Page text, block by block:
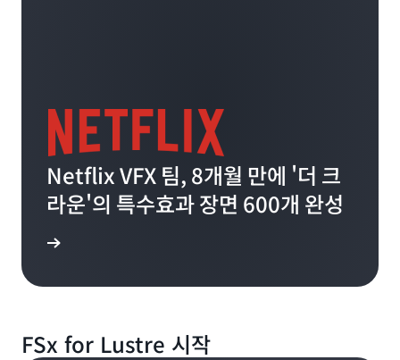
Netflix VFX 팀, 8개월 만에 '더 크
라운'의 특수효과 장면 600개 완성
FSx for Lustre 시작